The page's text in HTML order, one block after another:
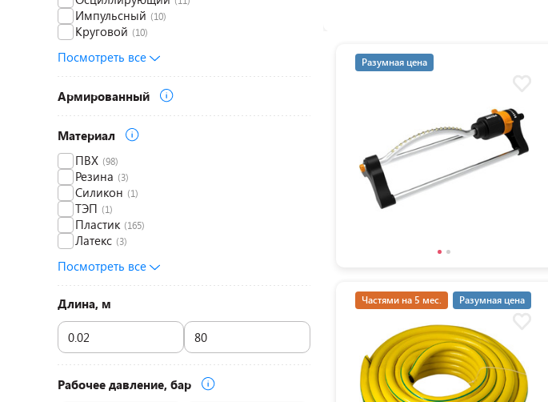
Импульсный (10)
Круговой (10)
Посмотреть все
Армированный
Материал
ПВХ (98)
Резина (3)
Силикон (1)
ТЭП (1)
Пластик (165)
Латекс (3)
Посмотреть все
Длина, м
Рабочее давление, бар
Разумная цена
Частями на 5 мес. Разумная цена